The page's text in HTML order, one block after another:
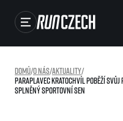
Výsledky
Domů/O nás/Aktuality/
Paraplavec Kratochvíl poběží svůj
splněný sportovní sen